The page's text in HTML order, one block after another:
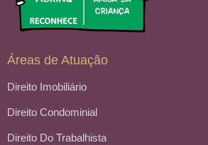
Áreas de Atuação
Direito Imobiliário
Direito Condominial
Direito Do Trabalhista